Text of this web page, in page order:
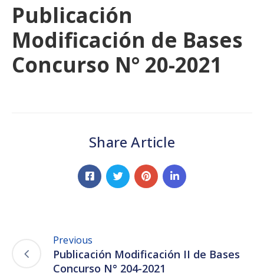
Publicación
Modificación de Bases
Concurso N° 20-2021
Share Article
Previous
Publicación Modificación II de Bases
Concurso N° 204-2021